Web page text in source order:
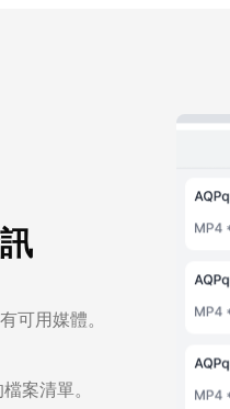
可用媒體。
案清單。